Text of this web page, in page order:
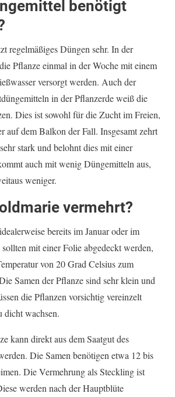
benötigt
regelmäßiges Düngen sehr. In der
Pflanze einmal in der Woche mit einem
versorgt werden. Auch der
in der Pflanzerde weiß die
Dies ist sowohl für die Zucht im Freien,
auf dem Balkon der Fall. Insgesamt zehrt
stark und belohnt dies mit einer
auch mit wenig Düngemitteln aus,
weniger.
vermehrt?
bereits im Januar oder im
mit einer Folie abgedeckt werden,
von 20 Grad Celsius zum
Samen der Pflanze sind sehr klein und
die Pflanzen vorsichtig vereinzelt
dicht wachsen.
kann direkt aus dem Saatgut des
Die Samen benötigen etwa 12 bis
Die Vermehrung als Steckling ist
werden nach der Hauptblüte